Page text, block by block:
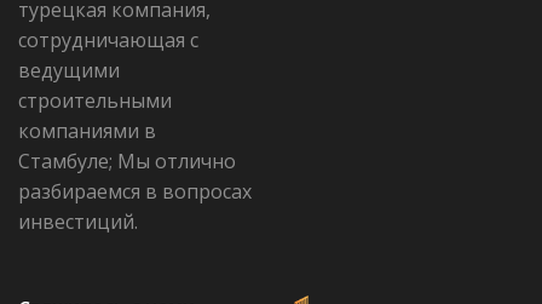
турецкая компания,
сотрудничающая с
ведущими
строительными
компаниями в
Стамбуле; Мы отлично
разбираемся в вопросах
инвестиций.